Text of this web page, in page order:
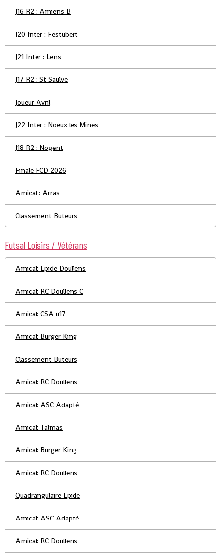
J16 R2 : Amiens B
J20 Inter : Festubert
J21 Inter : Lens
J17 R2 : St Saulve
Joueur Avril
J22 Inter : Noeux les Mines
J18 R2 : Nogent
Finale FCD 2026
Amical : Arras
Classement Buteurs
Futsal Loisirs / Vétérans
Amical: Epide Doullens
Amical: RC Doullens C
Amical: CSA u17
Amical: Burger King
Classement Buteurs
Amical: RC Doullens
Amical: ASC Adapté
Amical: Talmas
Amical: Burger King
Amical: RC Doullens
Quadrangulaire Epide
Amical: ASC Adapté
Amical: RC Doullens